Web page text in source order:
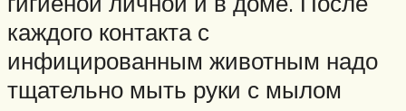
каждого контакта с
инфицированным животным надо
тщательно мыть руки с мылом